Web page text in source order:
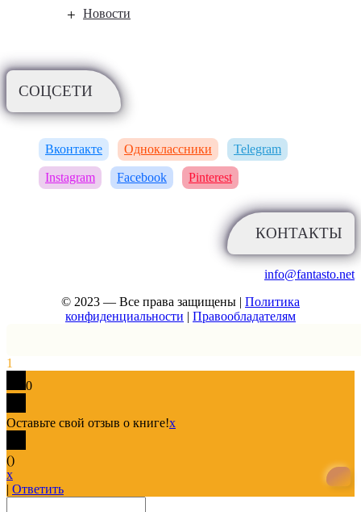
Новости
СОЦСЕТИ
Вконтакте Одноклассники Telegram
Instagram Facebook Pinterest
КОНТАКТЫ
info@fantasto.net
© 2023 — Все права защищены | Политика
конфиденциальности | Правообладателям
1
0
Оставьте свой отзыв о книге!x
()
x
| Ответить